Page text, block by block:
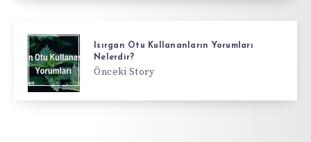
Isırgan Otu Kullananların Yorumları
Nelerdir?
Önceki Story